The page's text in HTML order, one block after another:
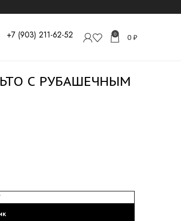
+7 (903) 211-62-52 0 0 ₽
С РУБАШЕЧНЫМ